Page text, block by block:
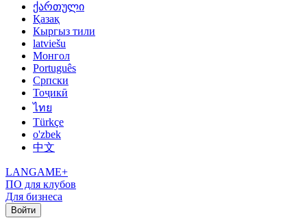
ქართული
Қазақ
Кыргыз тили
latviešu
Монгол
Português
Српски
Тоҷикӣ
ไทย
Türkçe
o'zbek
中文
LANGAME+
ПО для клубов
Для бизнеса
Войти